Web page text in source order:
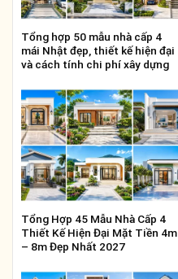
Tổng hợp 50 mẫu nhà cấp 4
mái Nhật đẹp, thiết kế hiện đại
và cách tính chi phí xây dựng
Tổng Hợp 45 Mẫu Nhà Cấp 4
Thiết Kế Hiện Đại Mặt Tiền 4m
– 8m Đẹp Nhất 2027